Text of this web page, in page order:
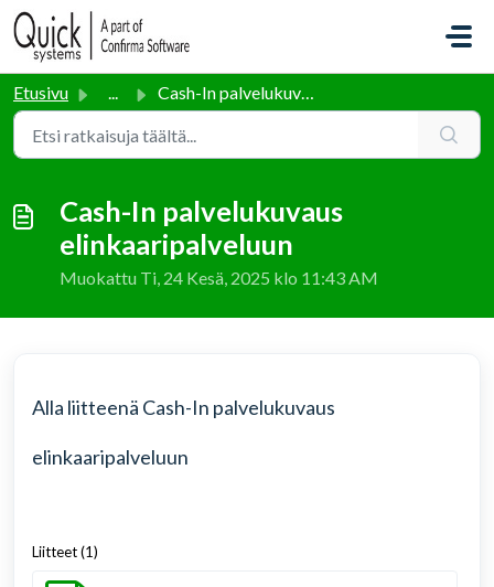
Siirry pääsisältöön
Etusivu ... Cash-In palvelukuvaus elinkaaripalveluun
Cash-In palvelukuvaus
elinkaaripalveluun
Muokattu Ti, 24 Kesä, 2025 klo 11:43 AM
Alla liitteenä Cash-In palvelukuvaus
elinkaaripalveluun
Liitteet (1)